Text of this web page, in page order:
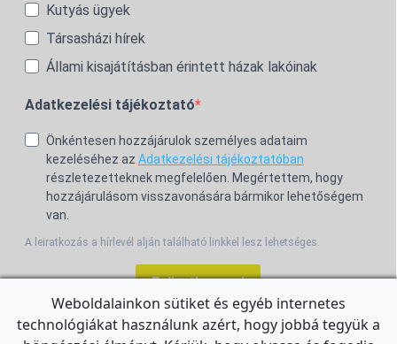
Kutyás ügyek
Társasházi hírek
Állami kisajátításban érintett házak lakóinak
Adatkezelési tájékoztató
Önkéntesen hozzájárulok személyes adataim
kezeléséhez az Adatkezelési tájékoztatóban
részletezetteknek megfelelően. Megértettem, hogy
hozzájárulásom visszavonására bármikor lehetőségem
van.
A leiratkozás a hírlevél alján található linkkel lesz lehetséges.
Feliratkozom!
Weboldalainkon sütiket és egyéb internetes
technológiákat használunk azért, hogy jobbá tegyük a